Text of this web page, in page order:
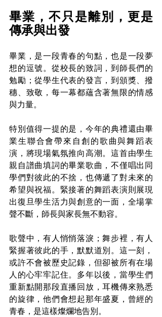
畢業，不只是離別，更是
傳承與出發
畢業，是一段青春的句點，也是一段夢
想的逗號。從校長的致詞，到師長們的
勉勵；從學生代表的發言，到頒獎、撥
穗、致敬，每一幕都蘊含著無限的情感
與力量。
特別值得一提的是，今年的典禮還由畢
業生聯合會帶來自創的歌曲與舞蹈表
演，將現場氣氛推向高潮。這首由學生
親自譜曲填詞的畢業歌曲，不僅唱出同
學們對彼此的不捨，也傳遞了對未來的
希望與祝福。緊接著的舞蹈表演則展現
出復旦學生活力與創意的一面，全場掌
聲不斷，師長與家長無不動容。
歌聲中，有人悄悄落淚；舞步裡，有人
緊握著彼此的手，默默道別。這一刻，
或許不會被歷史記錄，但卻被所有在場
人的心牢牢記住。多年以後，當學生們
重新點開那段直播回放，耳機傳來熟悉
的旋律，他們會想起那年盛夏，曾經的
青春，是這樣燦爛地告別。